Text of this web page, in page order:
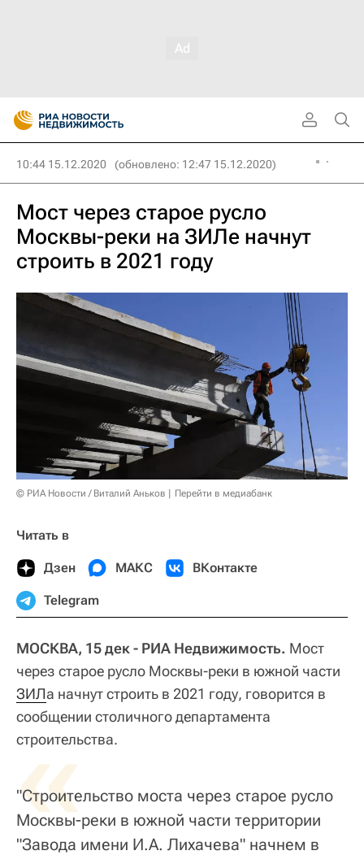
10:44 15.12.2020 (обновлено: 12:47 15.12.2020)
Мост через старое русло
Москвы-реки на ЗИЛе начнут
строить в 2021 году
© РИА Новости / Виталий Аньков Перейти в медиабанк
Читать в
Дзен МАКС ВКонтакте
Telegram
МОСКВА, 15 дек - РИА Недвижимость. Мост
через старое русло Москвы-реки в южной части
ЗИЛа начнут строить в 2021 году, говорится в
сообщении столичного департамента
строительства.
«
"Строительство моста через старое русло
Москвы-реки в южной части территории
"Завода имени И.А. Лихачева" начнем в